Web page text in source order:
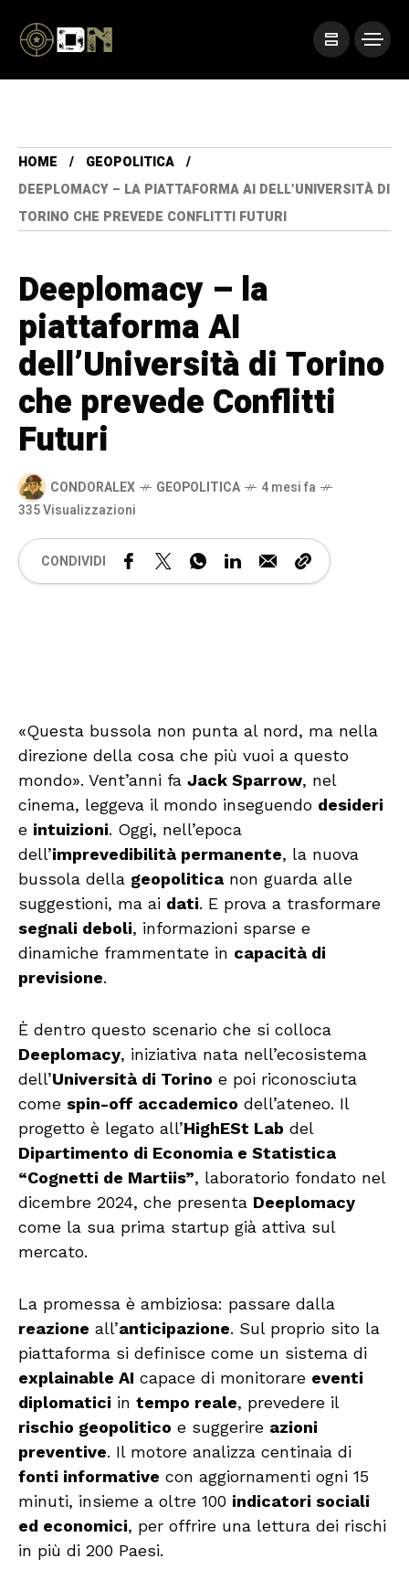
HOME
GEOPOLITICA
DEEPLOMACY – LA PIATTAFORMA AI DELL’UNIVERSITÀ DI
TORINO CHE PREVEDE CONFLITTI FUTURI
Deeplomacy – la
piattaforma AI
dell’Università di Torino
che prevede Conflitti
Futuri
CONDORALEX GEOPOLITICA
4 mesi fa
335 Visualizzazioni
CONDIVIDI
«Questa bussola non punta al nord, ma nella
direzione della cosa che più vuoi a questo
mondo». Vent’anni fa Jack Sparrow, nel
cinema, leggeva il mondo inseguendo desideri
e intuizioni. Oggi, nell’epoca
dell’imprevedibilità permanente, la nuova
bussola della geopolitica non guarda alle
suggestioni, ma ai dati. E prova a trasformare
segnali deboli, informazioni sparse e
dinamiche frammentate in capacità di
previsione.
È dentro questo scenario che si colloca
Deeplomacy, iniziativa nata nell’ecosistema
dell’Università di Torino e poi riconosciuta
come spin-off accademico dell’ateneo. Il
progetto è legato all’HighESt Lab del
Dipartimento di Economia e Statistica
“Cognetti de Martiis”, laboratorio fondato nel
dicembre 2024, che presenta Deeplomacy
come la sua prima startup già attiva sul
mercato.
La promessa è ambiziosa: passare dalla
reazione all’anticipazione. Sul proprio sito la
piattaforma si definisce come un sistema di
explainable AI capace di monitorare eventi
diplomatici in tempo reale, prevedere il
rischio geopolitico e suggerire azioni
preventive. Il motore analizza centinaia di
fonti informative con aggiornamenti ogni 15
minuti, insieme a oltre 100 indicatori sociali
ed economici, per offrire una lettura dei rischi
in più di 200 Paesi.